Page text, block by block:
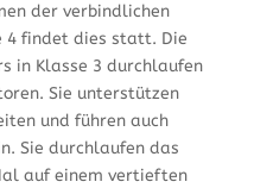
der verbindlichen
4 findet dies statt. Die
in Klasse 3 durchlaufen
Sie unterstützen
und führen auch
Sie durchlaufen das
auf einem vertieften